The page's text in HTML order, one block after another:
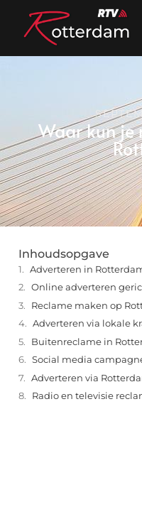
Waar kun je
Inhoudsopgave
Adverteren in
Online adverteren
Reclame maken op
Adverteren via lokale
Buitenreclame in
Social media
Adverteren via
Radio en televisie